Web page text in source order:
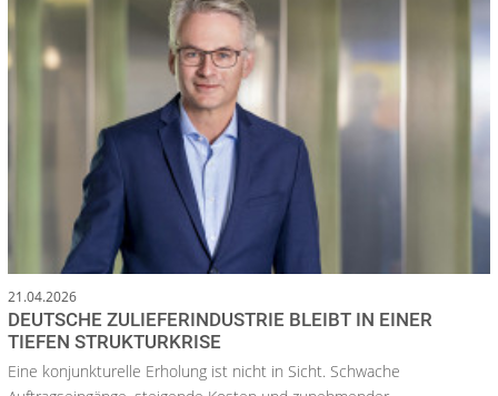
21.04.2026
DEUTSCHE ZULIEFERINDUSTRIE BLEIBT IN EINER
TIEFEN STRUKTURKRISE
Eine konjunkturelle Erholung ist nicht in Sicht. Schwache